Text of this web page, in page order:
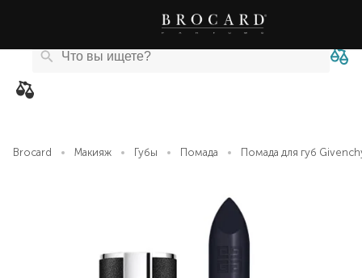
Brocard Макияж Губы Помада Помада для губ